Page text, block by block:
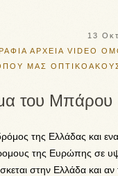
13
ΑΡΧΕΙΑ VIDEO
ΜΑΣ
του Μπάρου
της Ελλάδας και
της Ευρώπης σε
στην Ελλάδα και αν